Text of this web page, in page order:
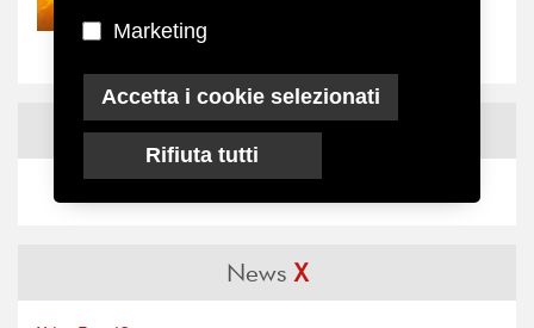
“grande cecità”: la...
NewsFacebook
News X
Marketing
Accetta i cookie selezionati
Rifiuta tutti